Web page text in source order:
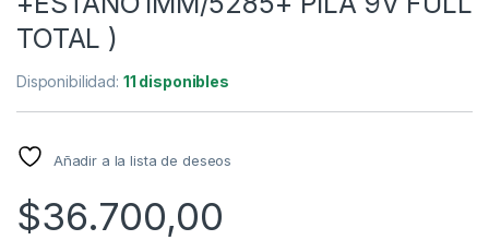
TOTAL )
Disponibilidad: 11 disponibles
Añadir a la lista de deseos
$36.700,00